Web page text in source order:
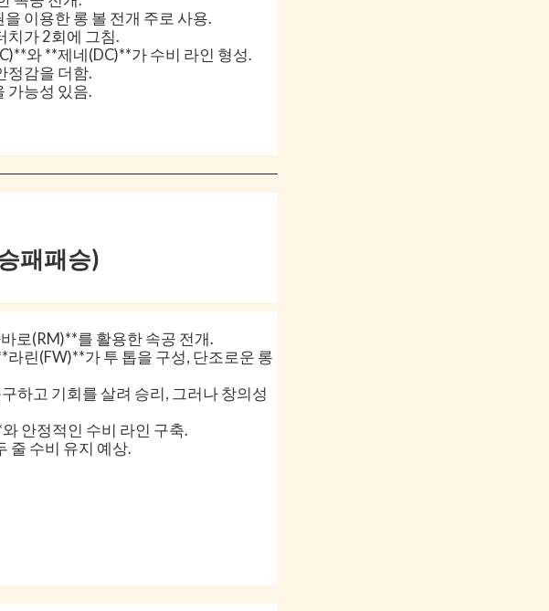
이용한 롱 볼 전개 주로 사용.
치가 2회에 그침.
와 **제네(DC)**가 수비 라인 형성.
정감을 더함.
가능성 있음.
패패승)
로(RM)**를 활용한 속공 전개.
린(FW)**가 투 톱을 구성, 단조로운 롱
하고 기회를 살려 승리, 그러나 창의성
안정적인 수비 라인 구축.
줄 수비 유지 예상.